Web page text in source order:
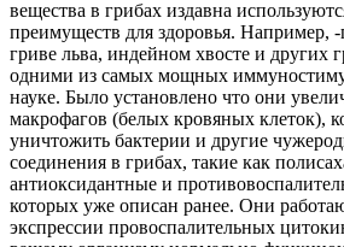
вещества в грибах издавна
преимуществ для здоровья. Например,
гриве льва, индейном хвосте и других
одними из самых мощных
науке. Было установлено что они
макрофагов (белых кровяных клеток),
уничтожить бактерии и другие
соединения в грибах, такие как
антиоксидантные и
которых уже описан ранее. Они
экспрессии провоспалительных